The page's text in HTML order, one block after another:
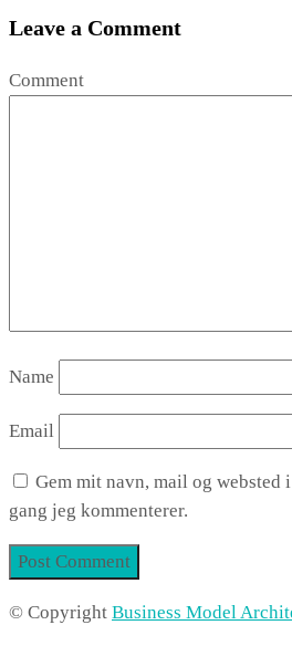
Leave a Comment
Comment
Name
Email
Gem mit navn, mail og websted
gang jeg kommenterer.
© Copyright Business Model